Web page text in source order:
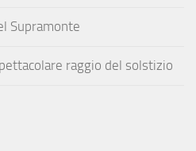
Supramonte
raggio del solstizio